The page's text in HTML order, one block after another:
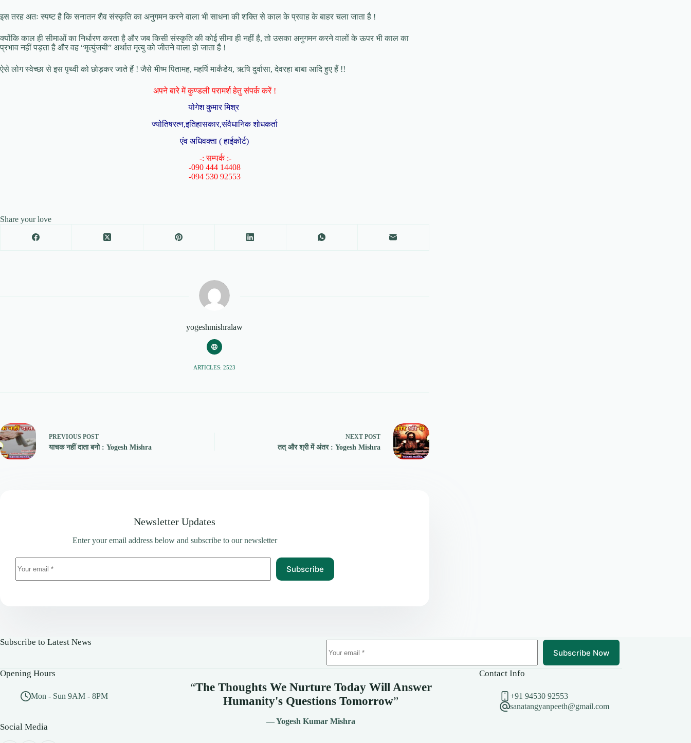
इस तरह अतः स्पष्ट है कि सनातन शैव संस्कृति का अनुगमन करने वाला भी साधना की शक्ति से काल के प्रवाह के बाहर चला जाता है !
क्योंकि काल ही सीमाओं का निर्धारण करता है और जब किसी संस्कृति की कोई सीमा ही नहीं है, तो उसका अनुगमन करने वालों के ऊपर भी काल का
प्रभाव नहीं पड़ता है और वह “मृत्युंजयी” अर्थात मृत्यु को जीतने वाला हो जाता है !
ऐसे लोग स्वेच्छा से इस पृथ्वी को छोड़कर जाते हैं ! जैसे भीष्म पितामह, महर्षि मार्कंडेय, ऋषि दुर्वासा, देवरहा बाबा आदि हुए हैं !!
अपने बारे में कुण्डली परामर्श हेतु संपर्क करें !
योगेश कुमार मिश्र
ज्योतिषरत्न,इतिहासकार,संवैधानिक शोधकर्ता
एंव अधिवक्ता ( हाईकोर्ट)
-: सम्पर्क :-
-090 444 14408
-094 530 92553
Share your love
yogeshmishralaw
ARTICLES: 2523
PREVIOUS POST
याचक नहीं दाता बनो : Yogesh Mishra
NEXT POST
तत् और श्री में अंतर : Yogesh Mishra
Newsletter Updates
Enter your email address below and subscribe to our newsletter
Subscribe
Subscribe to Latest News
Subscribe Now
Opening Hours
Mon - Sun 9AM - 8PM
Social Media
“The Thoughts We Nurture Today Will Answer
Humanity's Questions Tomorrow”
— Yogesh Kumar Mishra
Contact Info
+91 94530 92553
sanatangyanpeeth@gmail.com